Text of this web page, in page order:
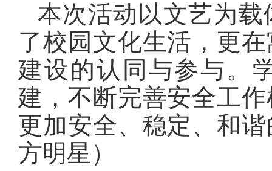
本次活动以文艺为
了校园文化生活，更
建设的认同与参与。
建，不断完善安全工
更加安全、稳定、和
方明星）